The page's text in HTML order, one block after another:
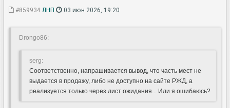
#859934 ЛНП 03 июн 2026, 19:20
Drongo86:
serg:
Соответственно, напрашивается вывод, что часть мест не
выдается в продажу, либо не доступно на сайте РЖД, а
реализуется только через лист ожидания... Или я ошибаюсь?